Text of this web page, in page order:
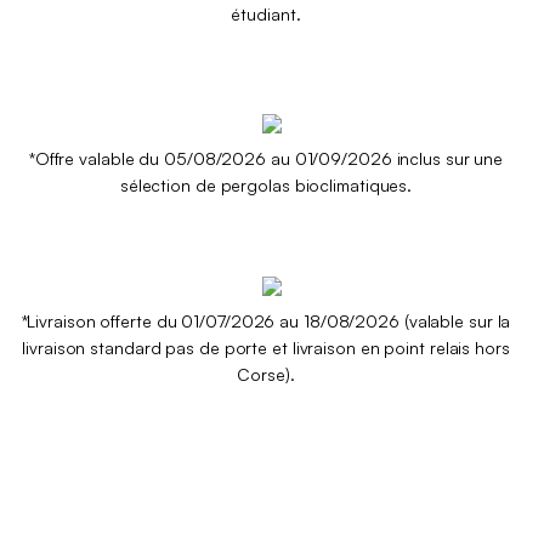
étudiant.
*Offre valable du 05/08/2026 au 01/09/2026 inclus sur une
sélection de pergolas bioclimatiques.
*Livraison offerte du 01/07/2026 au 18/08/2026 (valable sur la
livraison standard pas de porte et livraison en point relais hors
Corse).